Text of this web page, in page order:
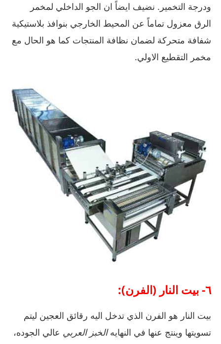
ودرجة التخمير. نضيف ايضاً ان الجو الداخلي لمخمر
الرق معزول تماماً عن المحيط الخارجي بنوافذ بلاستيكية
شفافة متحركة لضمان نظافة المنتجات كما هو الحال مع
مخمر التقطيع الاولي.
٦- بيت النار (الفرن):
بيت النار هو الفرن الذي تدخل اليه رقائق العجين ليتم
تسويتها وينتج عنها في النهايهالخبز العربي عالي الجوده،